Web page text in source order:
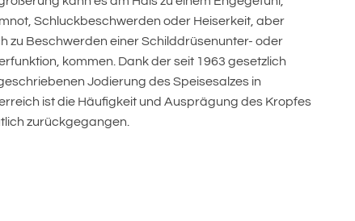
Schluckbeschwerden oder Heiserkeit, aber
zu Beschwerden einer Schilddrüsenunter- oder
kommen. Dank der seit 1963 gesetzlich
Jodierung des Speisesalzes in
ist die Häufigkeit und Ausprägung des Kropfes
zurückgegangen.